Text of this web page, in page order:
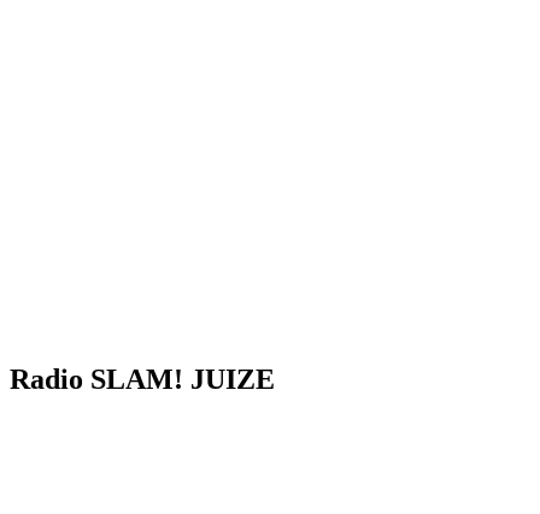
Radio SLAM! JUIZE